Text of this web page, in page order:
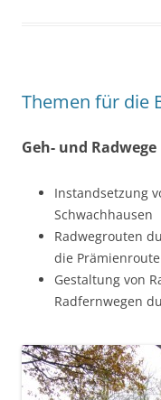
Themen für die
Geh- und Radwege
Instandsetzung
Schwachhausen
Radwegrouten
die
Gestaltung von
Radfernwegen